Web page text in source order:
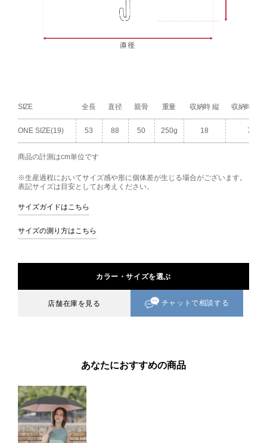
SIZE 全長 直径 親骨 重量 収納時 縦 収納時 横
ONE SIZE(19) 53 88 50 250g 18 7
商品の計測はcm単位です
※生産過程においてサイズ感や形に個体差が生じる場合がございます。
表記サイズは目安としてお考えください。
サイズガイドはこちら
サイズの測り方はこちら
カラー・サイズを選ぶ
店舗在庫を見る チャットで相談する
あなたにおすすめの商品